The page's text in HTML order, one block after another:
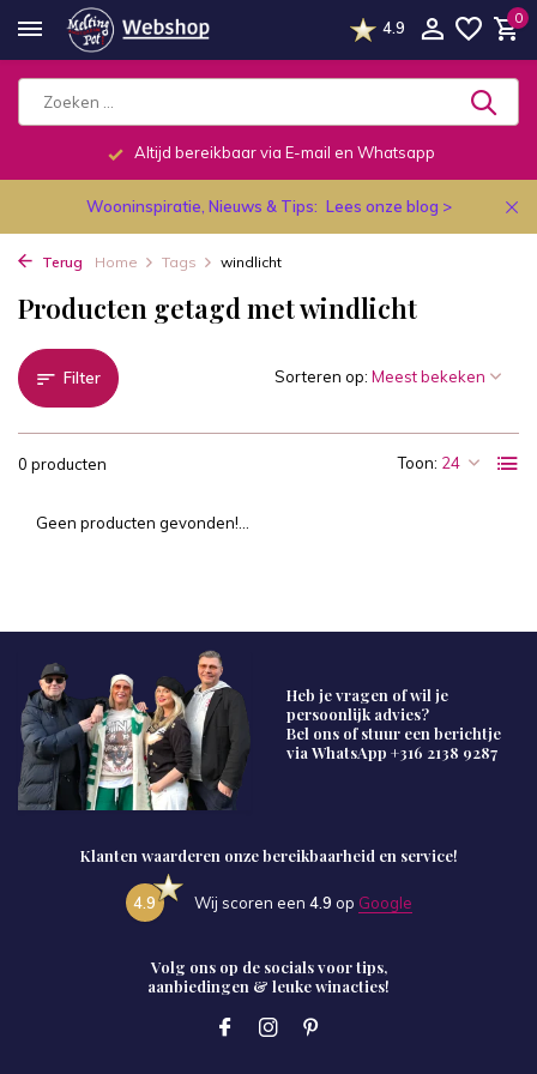
4.9
0
Altijd bereikbaar via E-mail en Whatsapp
Wooninspiratie, Nieuws & Tips: Lees onze blog >
Terug Home Tags windlicht
Producten getagd met windlicht
Filter
0 producten Toon:
Sorteren op:
Geen producten gevonden!...
Heb je vragen of wil je
persoonlijk advies?
Bel ons of stuur een berichtje
via WhatsApp +316 2138 9287
Klanten waarderen onze bereikbaarheid en service!
4.9 Wij scoren een 4.9 op Google
Volg ons op de socials voor tips,
aanbiedingen & leuke winacties!